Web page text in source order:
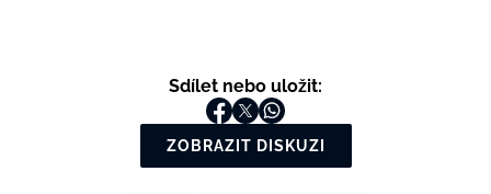
Sdílet nebo uložit:
ZOBRAZIT DISKUZI